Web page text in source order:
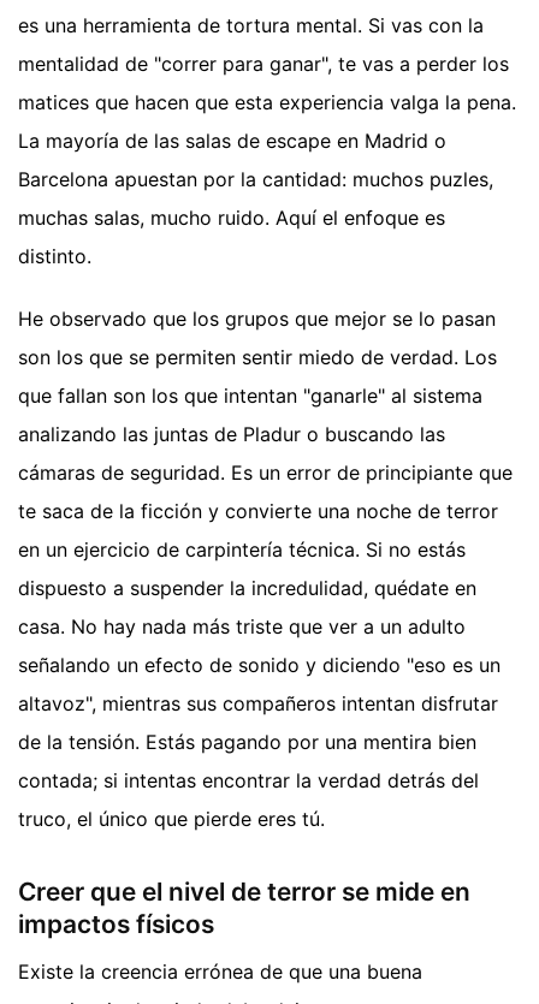
es una herramienta de tortura mental. Si vas con la
mentalidad de "correr para ganar", te vas a perder los
matices que hacen que esta experiencia valga la pena.
La mayoría de las salas de escape en Madrid o
Barcelona apuestan por la cantidad: muchos puzles,
muchas salas, mucho ruido. Aquí el enfoque es
distinto.
He observado que los grupos que mejor se lo pasan
son los que se permiten sentir miedo de verdad. Los
que fallan son los que intentan "ganarle" al sistema
analizando las juntas de Pladur o buscando las
cámaras de seguridad. Es un error de principiante que
te saca de la ficción y convierte una noche de terror
en un ejercicio de carpintería técnica. Si no estás
dispuesto a suspender la incredulidad, quédate en
casa. No hay nada más triste que ver a un adulto
señalando un efecto de sonido y diciendo "eso es un
altavoz", mientras sus compañeros intentan disfrutar
de la tensión. Estás pagando por una mentira bien
contada; si intentas encontrar la verdad detrás del
truco, el único que pierde eres tú.
Creer que el nivel de terror se mide en
impactos físicos
Existe la creencia errónea de que una buena